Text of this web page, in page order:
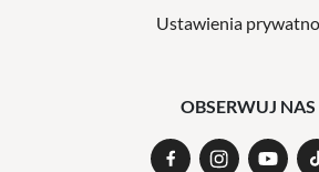
Ustawienia
OBSERWUJ NAS